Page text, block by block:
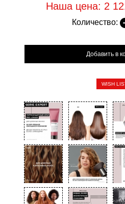
Наша цена: 2
Количество:
WISH